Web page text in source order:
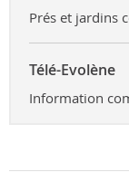
Prés et jardins
Télé-Evolène
Information